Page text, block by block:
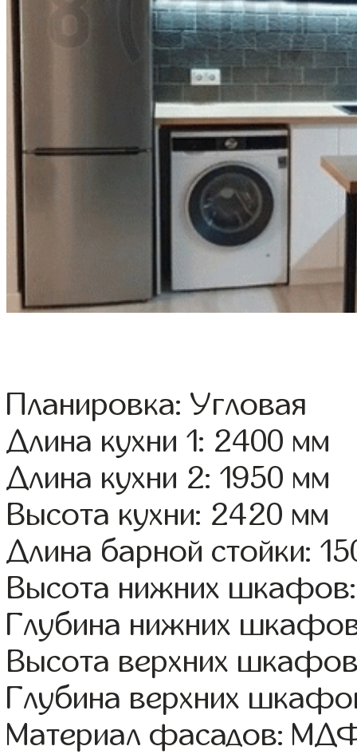
Планировка: Угловая
Длина кухни 1: 2400 мм
Длина кухни 2: 1950 мм
Высота кухни: 2420 мм
Длина барной стойки:
Высота нижних
Глубина нижних
Высота верхних
Глубина верхних
Материал фасадов: